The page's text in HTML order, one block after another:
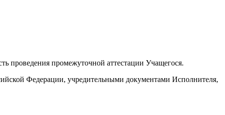
проведения промежуточной аттестации Учащегося.
Федерации, учредительными документами Исполнителя,